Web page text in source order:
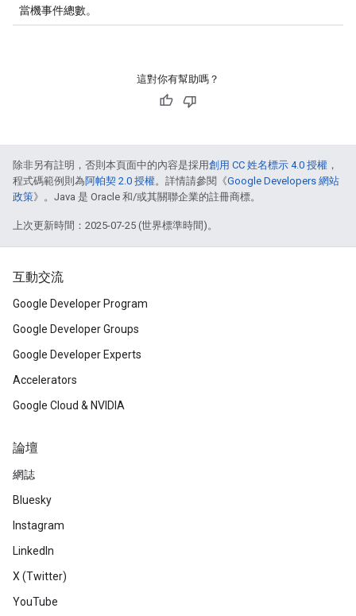
當機事件總數。
這對你有幫助嗎？
除非另有註明，否則本頁面中的內容是採用創用 CC 姓名標示 4.0 授權 ，
程式碼範例則為阿帕契 2.0 授權。詳情請參閱《Google Developers 網站
政策》。Java 是 Oracle 和/或其關聯企業的註冊商標。
上次更新時間：2025-07-25 (世界標準時間)。
互動交流
Google Developer Program
Google Developer Groups
Google Developer Experts
Accelerators
Google Cloud & NVIDIA
論壇
網誌
Bluesky
Instagram
LinkedIn
X (Twitter)
YouTube